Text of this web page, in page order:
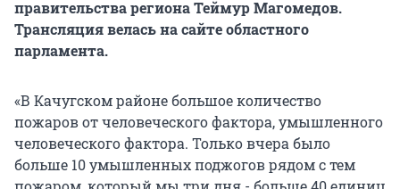
правительства региона Теймур Магомедов.
Трансляция велась на сайте областного
парламента.
«В Качугском районе большое количество
пожаров от человеческого фактора, умышленного
человеческого фактора. Только вчера было
больше 10 умышленных поджогов рядом с тем